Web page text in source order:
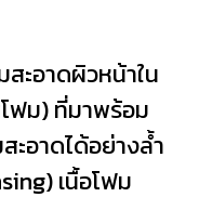
ะอาดผิวหน้าใน
ฟม) ที่มาพร้อม
ะอาดได้อย่างล้ำ
เนื้อโฟม